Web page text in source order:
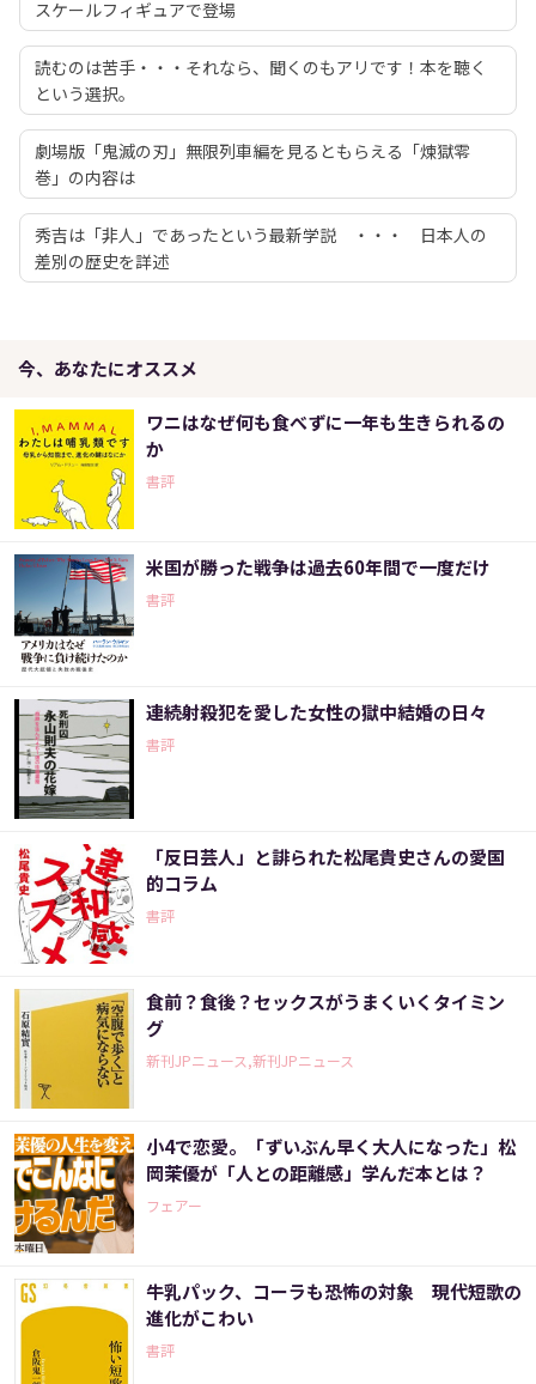
スケールフィギュアで登場
読むのは苦手・・・それなら、聞くのもアリです！本を聴く
という選択。
劇場版「鬼滅の刃」無限列車編を見るともらえる「煉獄零
巻」の内容は
秀吉は「非人」であったという最新学説 ・・・ 日本人の
差別の歴史を詳述
今、あなたにオススメ
ワニはなぜ何も食べずに一年も生きられるの
か
書評
米国が勝った戦争は過去60年間で一度だけ
書評
連続射殺犯を愛した女性の獄中結婚の日々
書評
「反日芸人」と誹られた松尾貴史さんの愛国
的コラム
書評
食前？食後？セックスがうまくいくタイミン
グ
新刊JPニュース,新刊JPニュース
小4で恋愛。「ずいぶん早く大人になった」松
岡茉優が「人との距離感」学んだ本とは？
フェアー
牛乳パック、コーラも恐怖の対象 現代短歌の
進化がこわい
書評